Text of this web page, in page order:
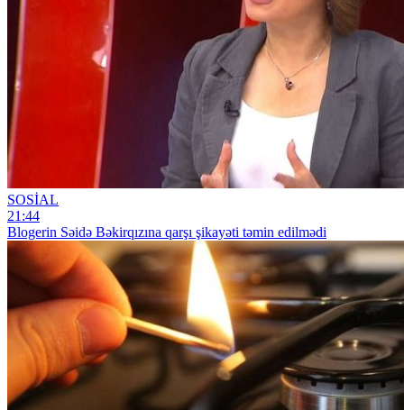
SOSİAL
21:44
Blogerin Səidə Bəkirqızına qarşı şikayəti təmin edilmədi